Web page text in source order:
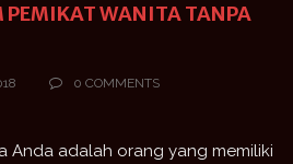
PEMIKAT WANITA TANPA
0 COMMENTS
Anda adalah orang yang memiliki